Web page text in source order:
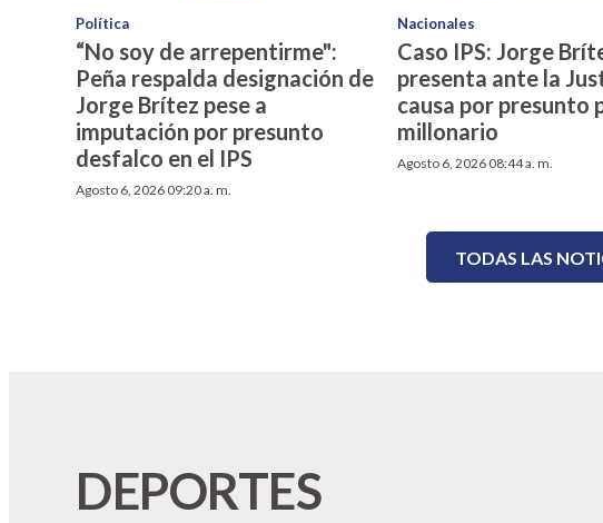
Política
“No soy de arrepentirme":
Peña respalda designación de
Jorge Brítez pese a
imputación por presunto
desfalco en el IPS
Agosto 6, 2026 09:20 a. m.
Nacionales
Caso IPS: Jorge
presenta ante la
causa por presunto
millonario
Agosto 6, 2026 08:44 a. m.
TODAS LAS
DEPORTES